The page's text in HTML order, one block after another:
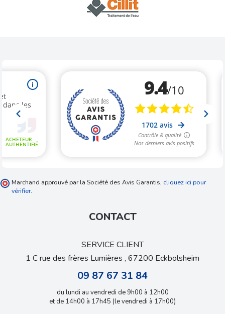
Marchand approuvé par la Société des Avis Garantis, cliquez ici pour
vérifier.
CONTACT
SERVICE CLIENT
1 C rue des frères Lumières , 67200 Eckbolsheim
09 87 67 31 84
du lundi au vendredi de 9h00 à 12h00
et de 14h00 à 17h45 (le vendredi à 17h00)